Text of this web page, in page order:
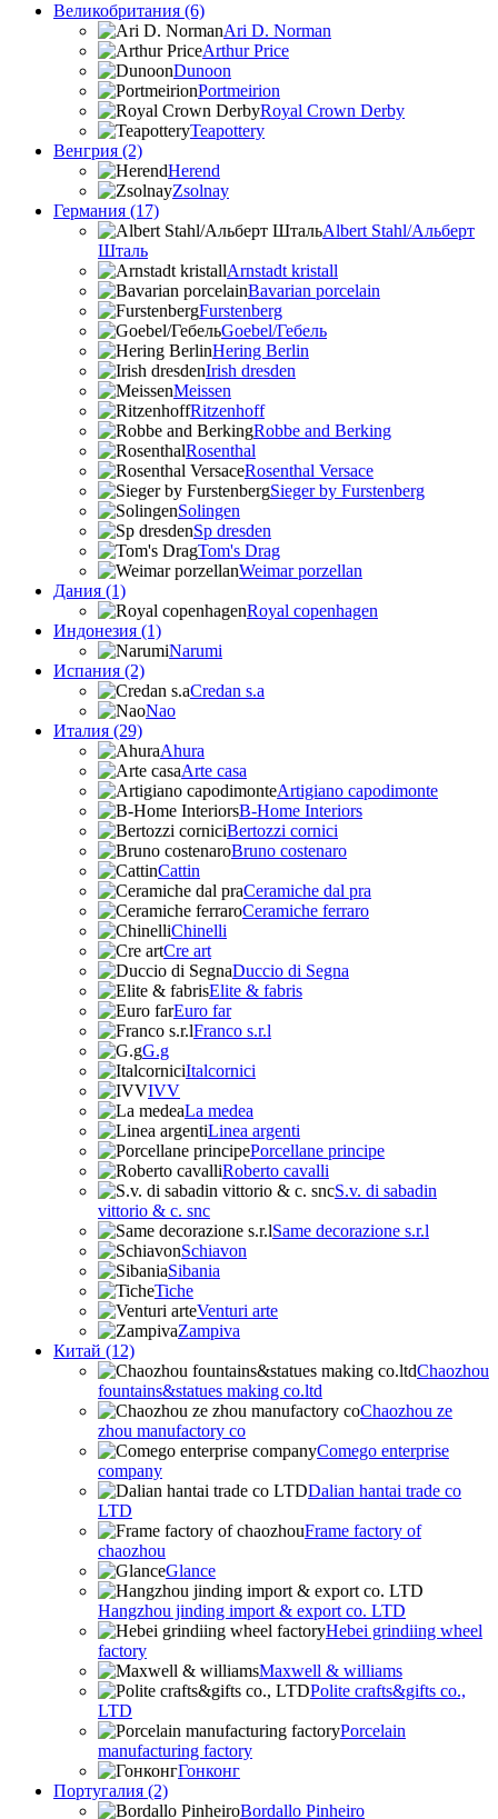
Великобритания (6)
Ari D. Norman
Arthur Price
Dunoon
Portmeirion
Royal Crown Derby
Teapottery
Венгрия (2)
Herend
Zsolnay
Германия (17)
Albert Stahl/Альбеpт
Шталь
Arnstadt kristall
Bavarian porcelain
Furstenberg
Goebel/Гебель
Hering Berlin
Irish dresden
Meissen
Ritzenhoff
Robbe and Berking
Rosenthal
Rosenthal Versace
Sieger by Furstenberg
Solingen
Sp dresden
Tom's Drag
Weimar porzellan
Дания (1)
Royal copenhagen
Индонезия (1)
Narumi
Испания (2)
Credan s.a
Nao
Италия (29)
Ahura
Arte casa
Artigiano capodimonte
B-Home Interiors
Bertozzi cornici
Bruno costenaro
Cattin
Ceramiche dal pra
Ceramiche ferraro
Chinelli
Cre art
Duccio di Segna
Elite & fabris
Euro far
Franco s.r.l
G.g
Italcornici
IVV
La medea
Linea argenti
Porcellane principe
Roberto cavalli
S.v. di sabadin
vittorio & c. snc
Same decorazione s.r.l
Schiavon
Sibania
Tiche
Venturi arte
Zampiva
Китай (12)
Chaozhou
fountains&statues making co.ltd
Chaozhou ze
zhou manufactory co
Comego enterprise
company
Dalian hantai trade co
LTD
Frame factory of
chaozhou
Glance
Hangzhou jinding import & export co. LTD
Hebei grindiing wheel
factory
Maxwell & williams
Polite crafts&gifts co.,
LTD
Porcelain
manufacturing factory
Гонконг
Португалия (2)
Bordallo Pinheiro